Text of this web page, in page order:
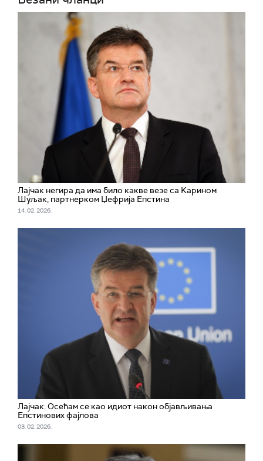
Лајчак негира да има било какве везе са Kарином
Шуљак, партнерком Џефрија Епстина
14. 02. 2026.
Лајчак: Осећам се као идиот након објављивања
Епстинових фајлова
03. 02. 2026.